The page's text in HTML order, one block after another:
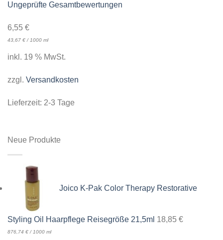
Ungeprüfte Gesamtbewertungen
6,55 €
43,67 € / 1000 ml
inkl. 19 % MwSt.
zzgl. Versandkosten
Lieferzeit: 2-3 Tage
Neue Produkte
Joico K-Pak Color Therapy Restorative
Styling Oil Haarpflege Reisegröße 21,5ml 18,85 €
876,74 €/1000 ml